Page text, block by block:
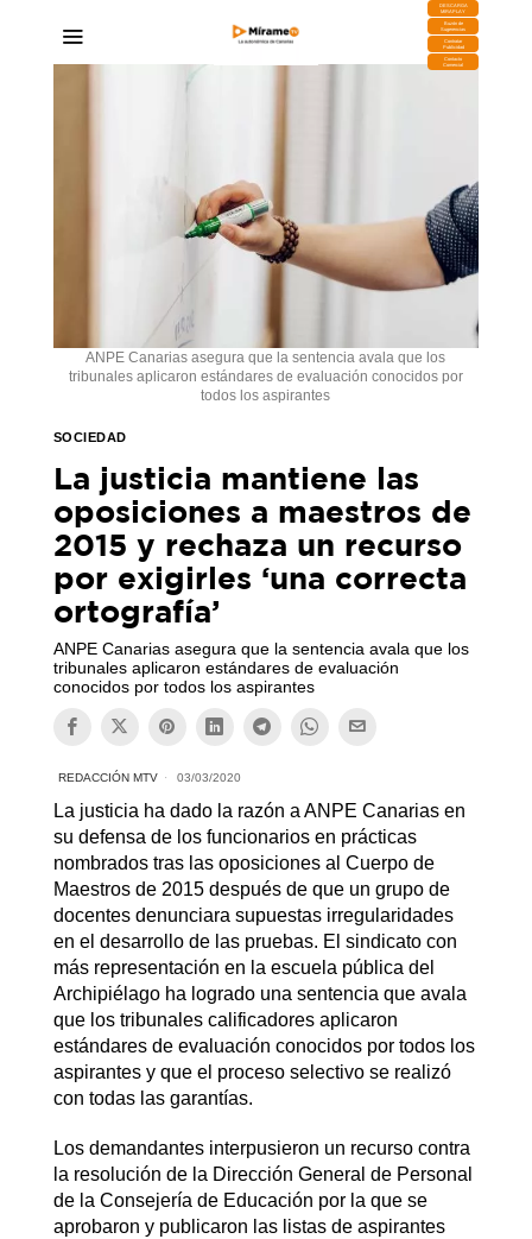
DESCARGA
MIRAPLAY
Buzón de
Sugerencias
Contratar
Publicidad
Contacto
Comercial
ANPE Canarias asegura que la sentencia avala que los
tribunales aplicaron estándares de evaluación conocidos por
todos los aspirantes
SOCIEDAD
La justicia mantiene las
oposiciones a maestros de
2015 y rechaza un recurso
por exigirles ‘una correcta
ortografía’
ANPE Canarias asegura que la sentencia avala que los
tribunales aplicaron estándares de evaluación
conocidos por todos los aspirantes
REDACCIÓN MTV 03/03/2020
La justicia ha dado la razón a ANPE Canarias en
su defensa de los funcionarios en prácticas
nombrados tras las oposiciones al Cuerpo de
Maestros de 2015 después de que un grupo de
docentes denunciara supuestas irregularidades
en el desarrollo de las pruebas. El sindicato con
más representación en la escuela pública del
Archipiélago ha logrado una sentencia que avala
que los tribunales calificadores aplicaron
estándares de evaluación conocidos por todos los
aspirantes y que el proceso selectivo se realizó
con todas las garantías.
Los demandantes interpusieron un recurso contra
la resolución de la Dirección General de Personal
de la Consejería de Educación por la que se
aprobaron y publicaron las listas de aspirantes